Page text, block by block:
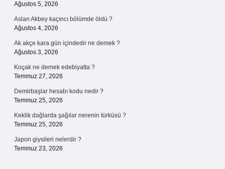
Ağustos 5, 2026
Aslan Akbey kaçıncı bölümde öldü ?
Ağustos 4, 2026
Ak akçe kara gün içindedir ne demek ?
Ağustos 3, 2026
Koçak ne demek edebiyatta ?
Temmuz 27, 2026
Demirbaşlar hesabı kodu nedir ?
Temmuz 25, 2026
Keklik dağlarda şağılar nerenin türküsü ?
Temmuz 25, 2026
Japon giysileri nelerdir ?
Temmuz 23, 2026